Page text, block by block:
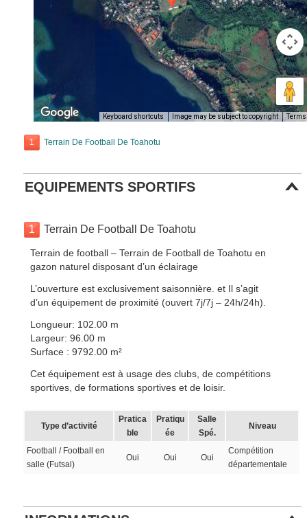
Keyboard shortcuts Image may be subject to copyright Terms
1 Terrain De Football De Toahotu
EQUIPEMENTS SPORTIFS
1 Terrain De Football De Toahotu
Terrain de football – Terrain de Football de Toahotu en
gazon naturel disposant d’un éclairage
L’ouverture est exclusivement saisonnière. et Il s’agit
d’un équipement de proximité (ouvert 7j/7j – 24h/24h).
Longueur: 102.00 m
Largeur: 96.00 m
Surface : 9792.00 m²
Cet équipement est à usage des clubs, de compétitions
sportives, de formations sportives et de loisir.
Type d’activité
Pratica
ble
Pratiqu
ée
Salle
Spé.
Niveau
Football / Football en
salle (Futsal)
Oui Oui Oui
Compétition
départementale